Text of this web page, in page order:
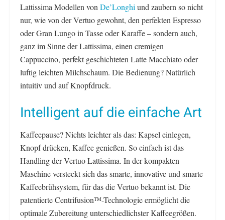
Lattissima Modellen von De’Longhi und zaubern so nicht
nur, wie von der Vertuo gewohnt, den perfekten Espresso
oder Gran Lungo in Tasse oder Karaffe – sondern auch,
ganz im Sinne der Lattissima, einen cremigen
Cappuccino, perfekt geschichteten Latte Macchiato oder
luftig leichten Milchschaum. Die Bedienung? Natürlich
intuitiv und auf Knopfdruck.
Intelligent auf die einfache Art
Kaffeepause? Nichts leichter als das: Kapsel einlegen,
Knopf drücken, Kaffee genießen. So einfach ist das
Handling der Vertuo Lattissima. In der kompakten
Maschine versteckt sich das smarte, innovative und smarte
Kaffeebrühsystem, für das die Vertuo bekannt ist. Die
patentierte CentrifusionTM-Technologie ermöglicht die
optimale Zubereitung unterschiedlichster Kaffeegrößen.